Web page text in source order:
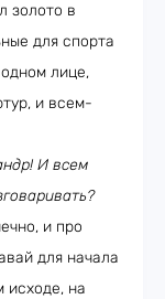
золото в
для спорта
лице,
и всем-
И всем
и про
для начала
исходе, на